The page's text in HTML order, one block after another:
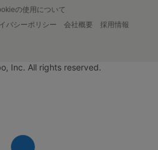
の使用について
バシーポリシー 会社概要
採用情報
Inc. All rights reserved.